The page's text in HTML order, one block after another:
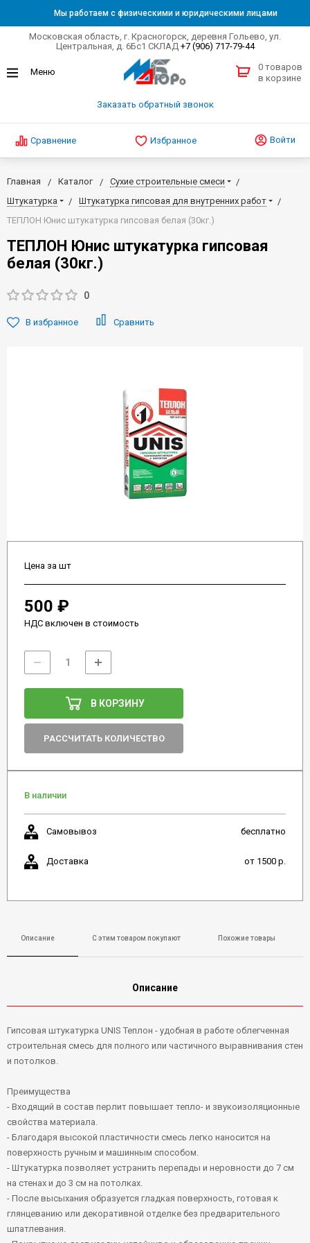
Мы работаем с физическими и юридическими лицами
Московская область, г. Красногорск, деревня Гольево, ул.
Центральная, д. 6Бс1 СКЛАД +7 (906) 717-79-44
Заказать обратный звонок
0 товаров
в корзине
Сравнение Избранное Войти
Главная Каталог
Сухие строительные смеси
Штукатурка
Штукатурка гипсовая для внутренних работ
ТЕПЛОН Юнис штукатурка гипсовая белая (30кг.)
ТЕПЛОН Юнис штукатурка гипсовая
белая (30кг.)
0
В избранное Сравнить
Цена за шт
500 ₽
НДС включен в стоимость
В КОРЗИНУ
РАССЧИТАТЬ КОЛИЧЕСТВО
В наличии
Самовывоз бесплатно
Доставка от 1500 р.
Описание С этим товаром покупают Похожие товары
Описание
Гипсовая штукатурка UNIS Теплон - удобная в работе облегченная
строительная смесь для полного или частичного выравнивания стен
и потолков.
Преимущества
- Входящий в состав перлит повышает тепло- и звукоизоляционные
свойства материала.
- Благодаря высокой пластичности смесь легко наносится на
поверхность ручным и машинным способом.
- Штукатурка позволяет устранить перепады и неровности до 7 см
на стенах и до 3 см на потолках.
- После высыхания образуется гладкая поверхность, готовая к
глянцеванию или декоративной отделке без предварительного
шпатлевания.